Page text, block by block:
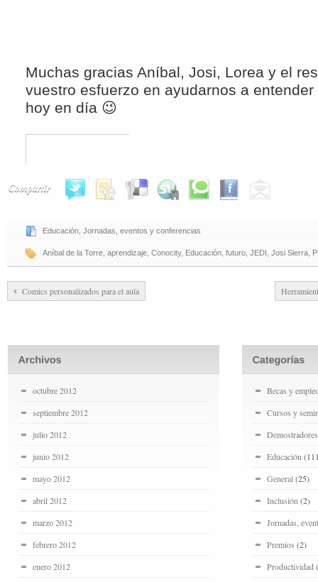
Muchas gracias Aníbal, Josi, Lorea y el
vuestro esfuerzo en ayudarnos a
hoy en día 😉
Compartir
Educación Jornadas, eventos y conferencias
Aníbal de la Torre aprendizaje Conocity, Educación futuro JEDI Josi Sierra
Comics personalizados para el aula
octubre 2012
septiembre 2012
julio 2012
junio 2012
mayo 2012
abril 2012
marzo 2012
febrero 2012
enero 2012
Becas y
Cursos y
Demostradores
Educación
General (25)
Inclusión (2)
Jornadas,
Premios (2)
Productividad